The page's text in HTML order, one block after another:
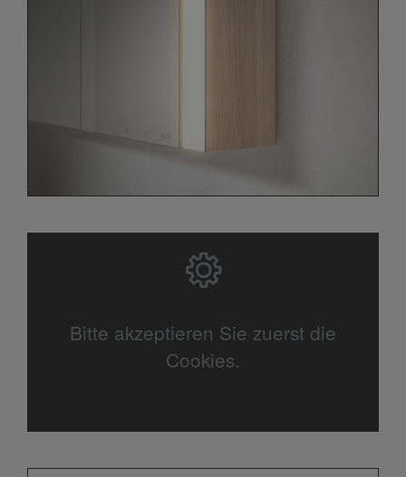
Bitte akzeptieren Sie zuerst die
Cookies.